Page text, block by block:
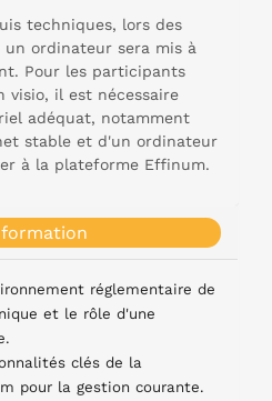
techniques, lors des
un ordinateur sera mis à
Pour les participants
visio, il est nécessaire
adéquat, notamment
stable et d'un ordinateur
à la plateforme Effinum.
réglementaire de
et le rôle d'une
clés de la
pour la gestion courante.